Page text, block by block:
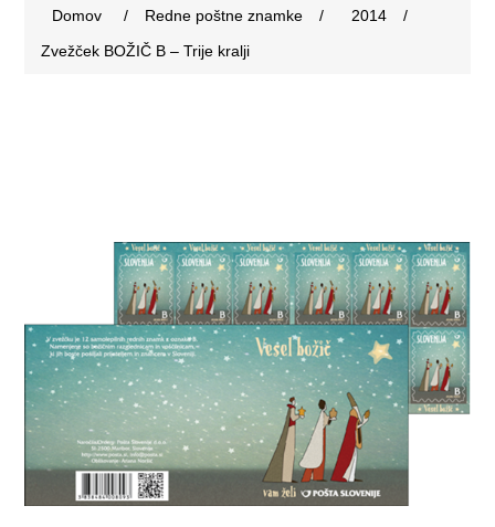
Domov / Redne poštne znamke / 2014
/
Zvežček BOŽIČ B – Trije kralji